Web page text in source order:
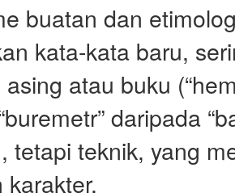
buatan dan
kata-kata baru,
atau buku
daripada
tetapi teknik, yang
karakter.